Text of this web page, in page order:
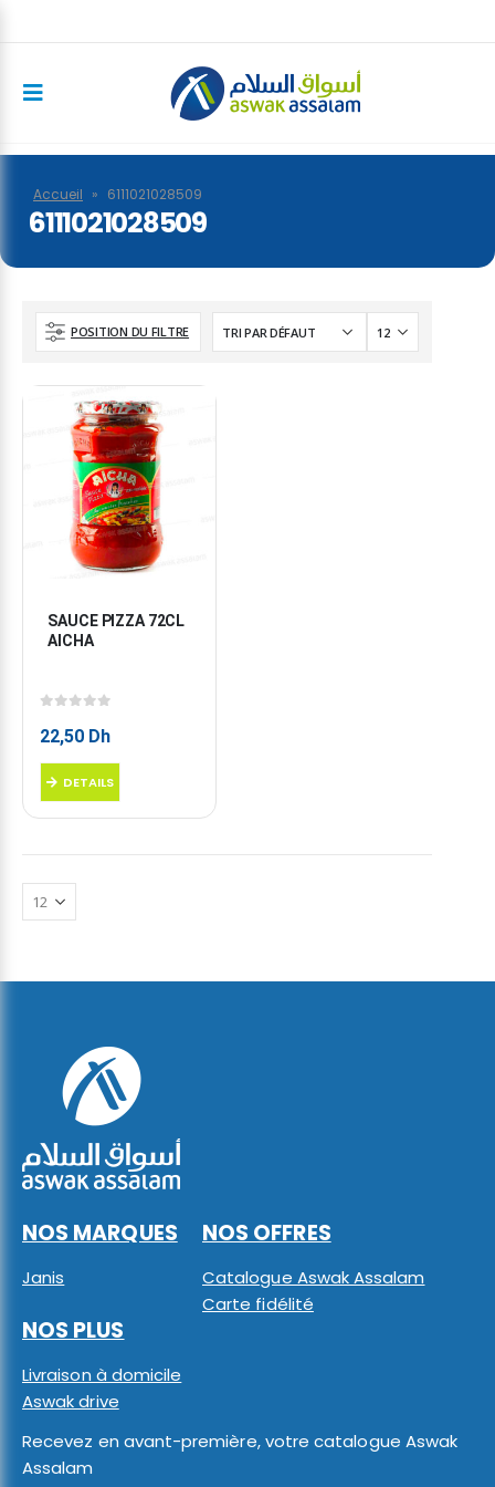
Accueil » 6111021028509
6111021028509
POSITION DU FILTRE
SAUCE PIZZA 72CL
AICHA
22,50 Dh
DETAILS
NOS MARQUES
Janis
NOS OFFRES
Catalogue Aswak Assalam
Carte fidélité
NOS PLUS
Livraison à domicile
Aswak drive
Recevez en avant-première, votre catalogue Aswak
Assalam